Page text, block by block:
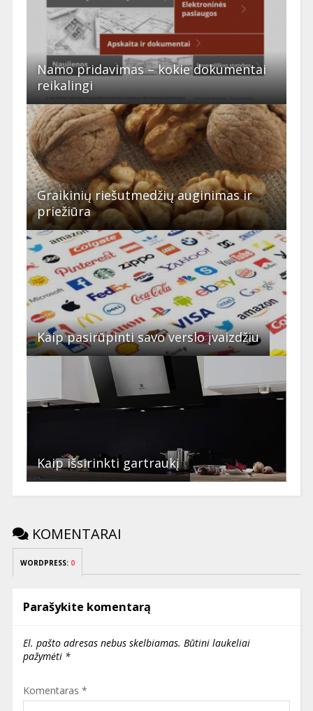
Namo pridavimas – kokie dokumentai
reikalingi
Graikinių riešutmedžių auginimas ir
priežiūra
Kaip pasirūpinti savo verslo įvaizdžiu
Kaip išsirinkti gartraukį
KOMENTARAI
WORDPRESS: 0
Parašykite komentarą
El. pašto adresas nebus skelbiamas. Būtini laukeliai
pažymėti *
Komentaras *